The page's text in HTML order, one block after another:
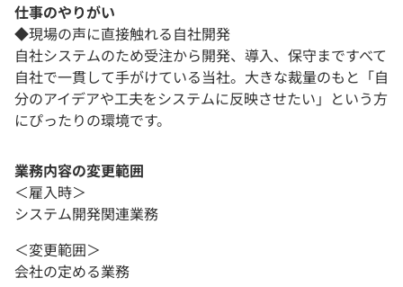
仕事のやりがい
◆現場の声に直接触れる自社開発
自社システムのため受注から開発、導入、保守まですべて
自社で一貫して手がけている当社。大きな裁量のもと「自
分のアイデアや工夫をシステムに反映させたい」という方
にぴったりの環境です。
業務内容の変更範囲
＜雇入時＞
システム開発関連業務
＜変更範囲＞
会社の定める業務